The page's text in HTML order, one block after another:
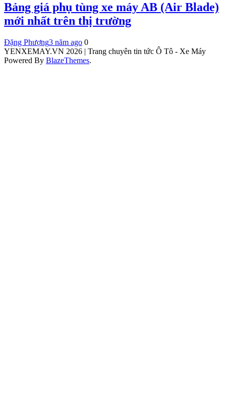
Bảng giá phụ tùng xe máy AB (Air Blade)
mới nhất trên thị trường
Đặng Phượng3 năm ago 0
YENXEMAY.VN 2026 | Trang chuyên tin tức Ô Tô - Xe Máy
Powered By BlazeThemes.